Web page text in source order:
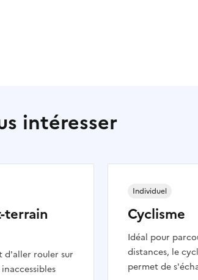
intéresser
terrain
d'aller rouler sur
Cyclisme
Idéal pour
distances, le
permet de
Individuel